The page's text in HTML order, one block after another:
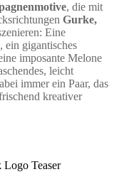
, die mit
Gurke,
Eine
ein gigantisches
imposante Melone
leicht
immer ein Paar, das
kreativer